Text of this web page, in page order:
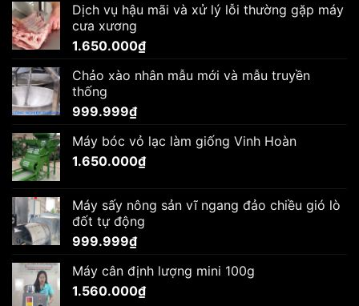
Dịch vụ hậu mãi và xử lý lỗi thường gặp máy
cưa xương
1.650.000₫
Chảo xào nhân mẫu mới và mẫu truyền
thống
999.999₫
Máy bóc vỏ lạc làm giống Vinh Hoàn
1.650.000₫
Máy sấy nông sản vĩ ngang đảo chiều gió lò
đốt tự động
999.999₫
Máy cân định lượng mini 100g
1.560.000₫